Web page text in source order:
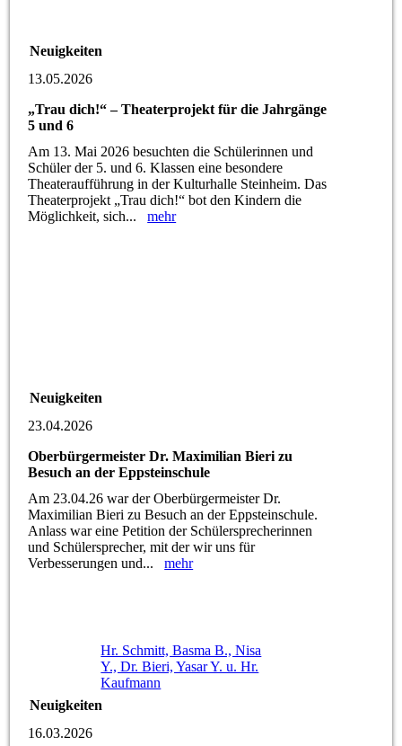
Neuigkeiten
13.05.2026
„Trau dich!“ – Theaterprojekt für die Jahrgänge
5 und 6
Am 13. Mai 2026 besuchten die Schülerinnen und
Schüler der 5. und 6. Klassen eine besondere
Theateraufführung in der Kulturhalle Steinheim. Das
Theaterprojekt „Trau dich!“ bot den Kindern die
Möglichkeit, sich...mehr
Neuigkeiten
23.04.2026
Oberbürgermeister Dr. Maximilian Bieri zu
Besuch an der Eppsteinschule
Am 23.04.26 war der Oberbürgermeister Dr.
Maximilian Bieri zu Besuch an der Eppsteinschule.
Anlass war eine Petition der Schülersprecherinnen
und Schülersprecher, mit der wir uns für
Verbesserungen und...mehr
Hr. Schmitt, Basma B., Nisa
Y., Dr. Bieri, Yasar Y. u. Hr.
Kaufmann
Neuigkeiten
16.03.2026